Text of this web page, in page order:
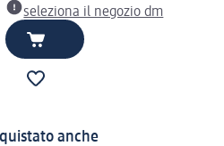
seleziona il negozio dm
anche